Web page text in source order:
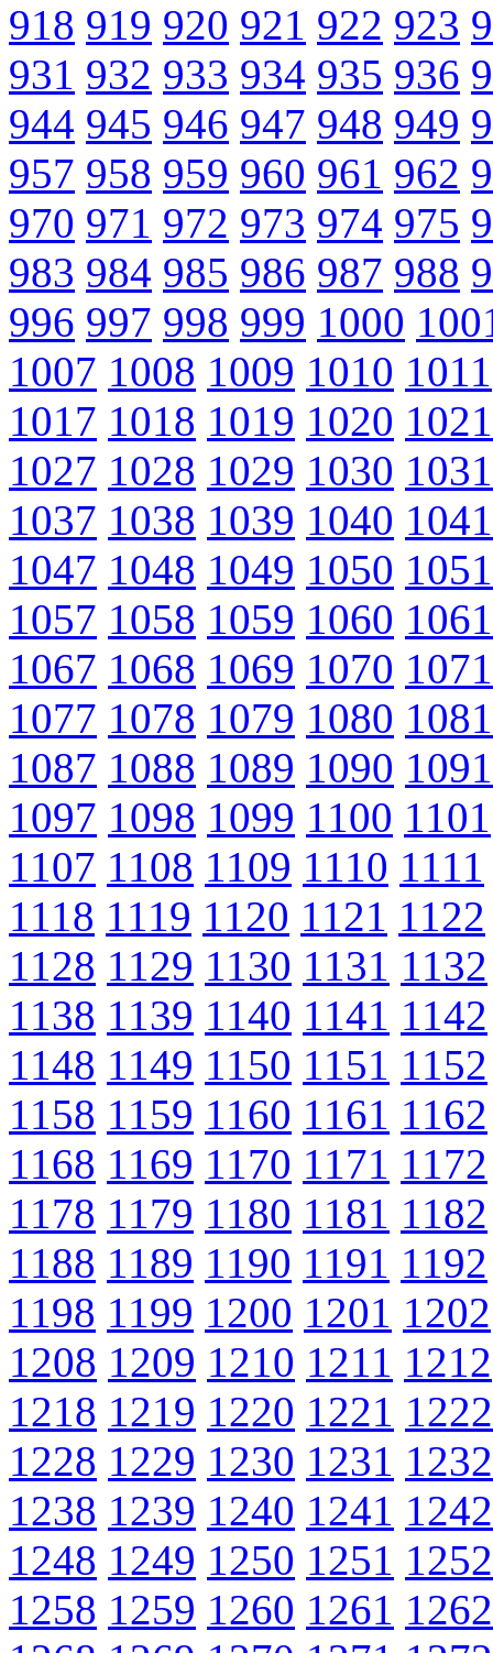
918 919 920 921 922 923
931 932 933 934 935 936
944 945 946 947 948 949
957 958 959 960 961 962
970 971 972 973 974 975
983 984 985 986 987 988
996 997 998 999 1000
1007 1008 1009 1010 1011
1017 1018 1019 1020 1021
1027 1028 1029 1030 1031
1037 1038 1039 1040 1041
1047 1048 1049 1050 1051
1057 1058 1059 1060 1061
1067 1068 1069 1070 1071
1077 1078 1079 1080 1081
1087 1088 1089 1090 1091
1097 1098 1099 1100 1101
1107 1108 1109 1110 1111
1118 1119 1120 1121 1122
1128 1129 1130 1131 1132
1138 1139 1140 1141 1142
1148 1149 1150 1151 1152
1158 1159 1160 1161 1162
1168 1169 1170 1171 1172
1178 1179 1180 1181 1182
1188 1189 1190 1191 1192
1198 1199 1200 1201 1202
1208 1209 1210 1211 1212
1218 1219 1220 1221 1222
1228 1229 1230 1231 1232
1238 1239 1240 1241 1242
1248 1249 1250 1251 1252
1258 1259 1260 1261 1262